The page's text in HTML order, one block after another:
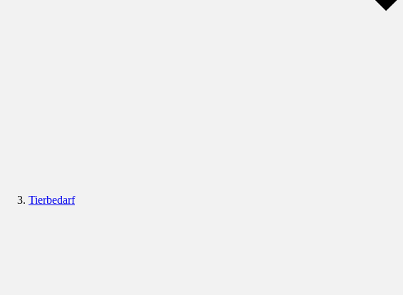
Tierbedarf